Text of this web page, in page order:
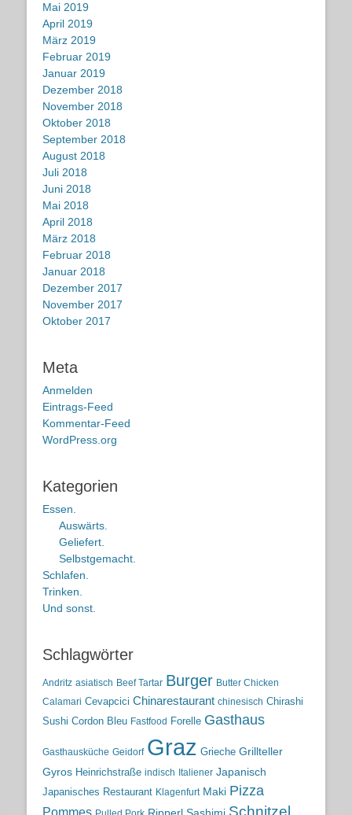
Mai 2019
April 2019
März 2019
Februar 2019
Januar 2019
Dezember 2018
November 2018
Oktober 2018
September 2018
August 2018
Juli 2018
Juni 2018
Mai 2018
April 2018
März 2018
Februar 2018
Januar 2018
Dezember 2017
November 2017
Oktober 2017
Meta
Anmelden
Eintrags-Feed
Kommentar-Feed
WordPress.org
Kategorien
Essen.
Auswärts.
Geliefert.
Selbstgemacht.
Schlafen.
Trinken.
Und sonst.
Schlagwörter
Andritz asiatisch Beef Tartar Burger Butter Chicken
Calamari Cevapcici Chinarestaurant chinesisch Chirashi
Sushi Cordon Bleu Fastfood Forelle Gasthaus
Gasthausküche Geidorf Graz Grieche Grillteller
Gyros Heinrichstraße indisch Italiener Japanisch
Japanisches Restaurant Klagenfurt Maki Pizza
Pommes